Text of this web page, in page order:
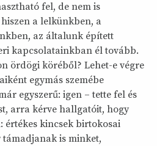
fel, de nem is
a lelkünkben, a
az általunk épített
kapcsolatainkban él tovább.
ördögi köréből? Lehet-e végre
egymás szemébe
egyszerű: igen – tette fel és
arra kérve hallgatóit, hogy
értékes kincsek birtokosai
is minket,